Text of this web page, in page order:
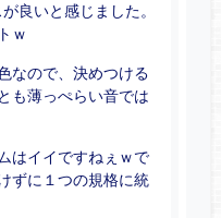
良いと感じました。
ｗ
なので、決めつける
も薄っぺらい音では
はイイですねぇｗで
ずに１つの規格に統